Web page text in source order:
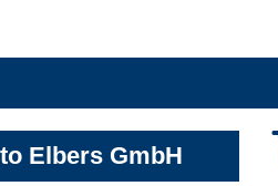
Elbers GmbH